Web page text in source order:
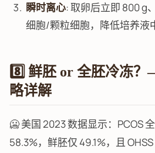
瞬时离心: 取卵后立即 800 g
细胞/颗粒细胞，降低培养液
8️⃣ 鲜胚 or 全胚冷冻
略详解
🥶 美国 2023 数据显示：PCOS
58.3%，鲜胚仅 49.1%，且 OHSS